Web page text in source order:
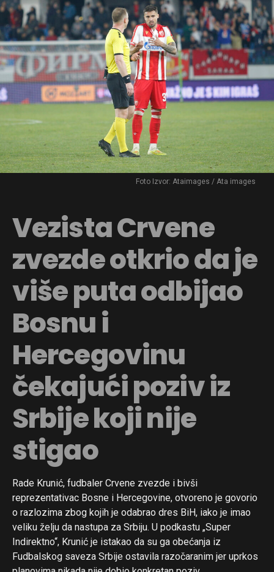
Foto Izvor: Ataimages / Ata images
Vezista Crvene
zvezde otkrio da je
više puta odbijao
Bosnu i
Hercegovinu
čekajući poziv iz
Srbije koji nije
stigao
Rade Krunić, fudbaler Crvene zvezde i bivši
reprezentativac Bosne i Hercegovine, otvoreno je govorio
o razlozima zbog kojih je odabrao dres BiH, iako je imao
veliku želju da nastupa za Srbiju. U podkastu „Super
Indirektno“, Krunić je istakao da su ga obećanja iz
Fudbalskog saveza Srbije ostavila razočaranim jer uprkos